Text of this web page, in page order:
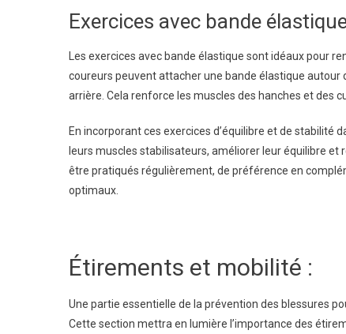
Exercices avec bande
Les exercices avec bande élastique sont idéaux pour
coureurs peuvent attacher une bande élastique
arrière. Cela renforce les muscles des hanches et des
En incorporant ces exercices d’équilibre et de
leurs muscles stabilisateurs, améliorer leur équilibre et
être pratiqués régulièrement, de préférence en
optimaux.
Étirements et mobilité :
Une partie essentielle de la prévention des blessures
Cette section mettra en lumière l’importance des